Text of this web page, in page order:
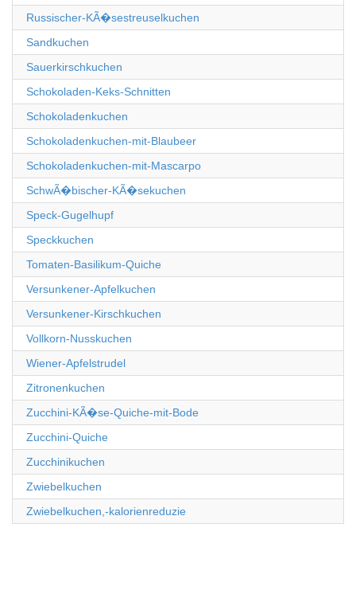
Russischer-KÃ�sestreuselkuchen
Sandkuchen
Sauerkirschkuchen
Schokoladen-Keks-Schnitten
Schokoladenkuchen
Schokoladenkuchen-mit-Blaubeer
Schokoladenkuchen-mit-Mascarpo
SchwÃ�bischer-KÃ�sekuchen
Speck-Gugelhupf
Speckkuchen
Tomaten-Basilikum-Quiche
Versunkener-Apfelkuchen
Versunkener-Kirschkuchen
Vollkorn-Nusskuchen
Wiener-Apfelstrudel
Zitronenkuchen
Zucchini-KÃ�se-Quiche-mit-Bode
Zucchini-Quiche
Zucchinikuchen
Zwiebelkuchen
Zwiebelkuchen,-kalorienreduzie